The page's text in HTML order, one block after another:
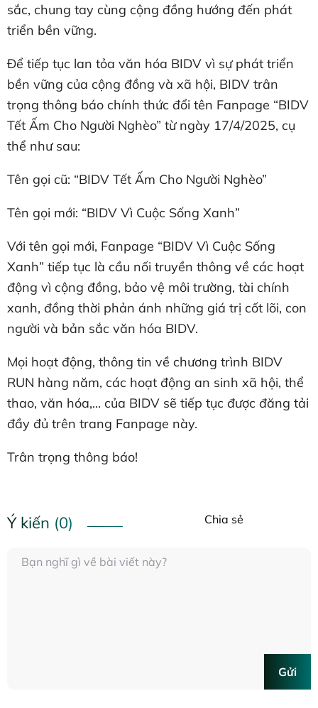
sắc, chung tay cùng cộng đồng hướng đến phát
triển bền vững.
Để tiếp tục lan tỏa văn hóa BIDV vì sự phát triển
bền vững của cộng đồng và xã hội, BIDV trân
trọng thông báo chính thức đổi tên Fanpage “BIDV
Tết Ấm Cho Người Nghèo” từ ngày 17/4/2025, cụ
thể như sau:
Tên gọi cũ: “BIDV Tết Ấm Cho Người Nghèo”
Tên gọi mới: “BIDV Vì Cuộc Sống Xanh”
Với tên gọi mới, Fanpage “BIDV Vì Cuộc Sống
Xanh” tiếp tục là cầu nối truyền thông về các hoạt
động vì cộng đồng, bảo vệ môi trường, tài chính
xanh, đồng thời phản ánh những giá trị cốt lõi, con
người và bản sắc văn hóa BIDV.
Mọi hoạt động, thông tin về chương trình BIDV
RUN hàng năm, các hoạt động an sinh xã hội, thể
thao, văn hóa,... của BIDV sẽ tiếp tục được đăng tải
đầy đủ trên trang Fanpage này.
Trân trọng thông báo!
Ý kiến (0) Chia sẻ
Gửi